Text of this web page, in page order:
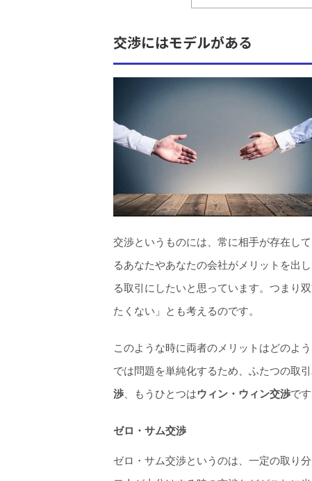
交渉にはモデルがある
交渉というものには、常に相手が存在し
るあなたやあなたの会社がメリットを出
る取引にしたいと思っています。つまり
たくない」とも考えるのです。
このような時に両者のメリットはどのよ
では問題を単純化するため、ふたつの取
渉、もうひとつはウィン・ウィン交渉です
ゼロ・サム交渉
ゼロ・サム交渉というのは、一定の取り